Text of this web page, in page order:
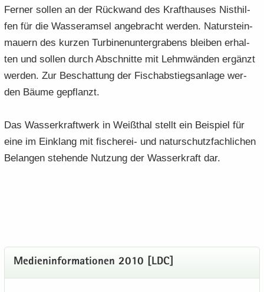
Fer­ner sol­len an der Rück­wand des Kraft­hau­ses Nist­hil­
fen für die Was­ser­am­sel an­ge­bracht wer­den. Na­tur­stein­
mau­ern des kur­zen Tur­bi­nen­un­ter­gra­bens blei­ben er­hal­
ten und sol­len durch Ab­schnit­te mit Lehm­wän­den er­gänzt
wer­den. Zur Be­schat­tung der Fisch­ab­stiegs­an­la­ge wer­
den Bäume ge­pflanzt.
Das Was­ser­kraft­werk in Weiß­thal stellt ein Bei­spiel für
eine im Ein­klang mit fischerei-​ und na­tur­schutz­fach­li­chen
Be­lan­gen ste­hen­de Nut­zung der Was­ser­kraft dar.
Me­di­en­in­for­ma­tio­nen 2010 [LDC]